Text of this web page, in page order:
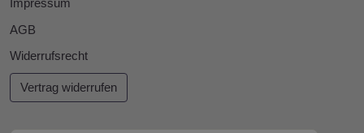
Impressum
AGB
Widerrufsrecht
Vertrag widerrufen